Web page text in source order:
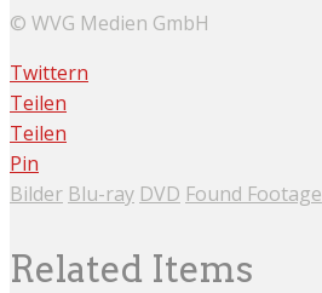
© WVG Medien GmbH
Twittern
Teilen
Teilen
Pin
Bilder Blu-ray DVD Found Footage
Related Items